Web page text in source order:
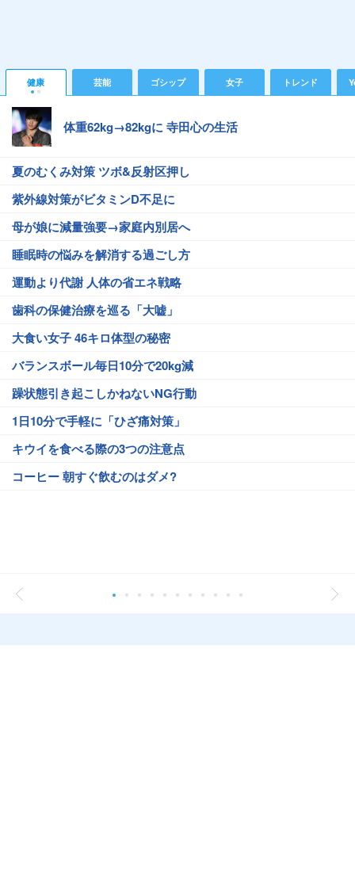
健康 芸能 ゴシップ 女子 トレンド
体重62kg→82kgに 寺田心の生活
夏のむくみ対策 ツボ&反射区押し
紫外線対策がビタミンD不足に
母が娘に減量強要→家庭内別居へ
睡眠時の悩みを解消する過ごし方
運動より代謝 人体の省エネ戦略
歯科の保健治療を巡る「大嘘」
大食い女子 46キロ体型の秘密
バランスボール毎日10分で20kg減
躁状態引き起こしかねないNG行動
1日10分で手軽に「ひざ痛対策」
キウイを食べる際の3つの注意点
コーヒー 朝すぐ飲むのはダメ?